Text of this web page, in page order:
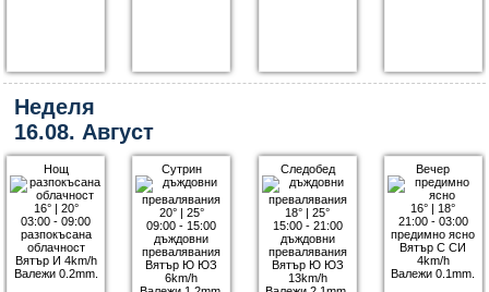
Неделя
16.08. Август
Нощ
16°| 20°
03:00 - 09:00
разпокъсана
облачност
Вятър И 4km/h
Валежи 0.2mm.
Сутрин
20°| 25°
09:00 - 15:00
дъждовни
превалявания
Вятър Ю ЮЗ
6km/h
Следобед
18° |25°
15:00 - 21:00
дъждовни
превалявания
Вятър Ю ЮЗ
13km/h
Вечер
16° | 18°
21:00 - 03:00
предимно ясно
Вятър С СИ
4km/h
Валежи 0.1mm.